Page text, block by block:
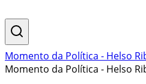
Momento da Política - Helso
Momento da Política - Helso